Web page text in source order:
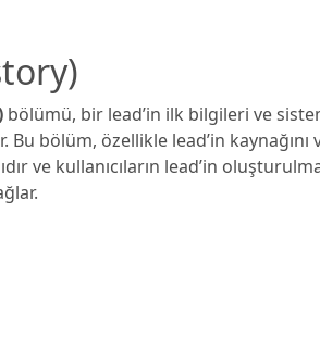
bölümü, bir lead’in ilk bilgileri ve
bölüm, özellikle lead’in kaynağını
ve kullanıcıların lead’in